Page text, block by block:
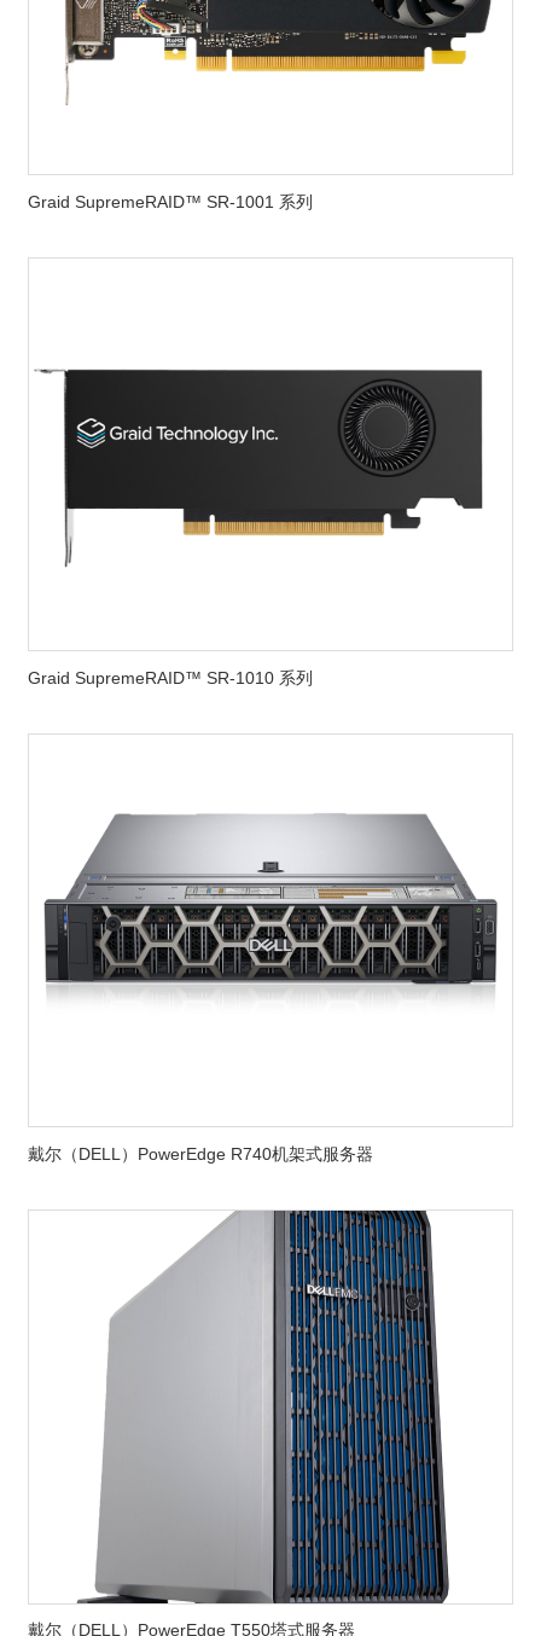
Graid SupremeRAID™ SR-1001 系列
Graid SupremeRAID™ SR-1010 系列
戴尔（DELL）PowerEdge R740机架式服务器
戴尔（DELL）PowerEdge T550塔式服务器